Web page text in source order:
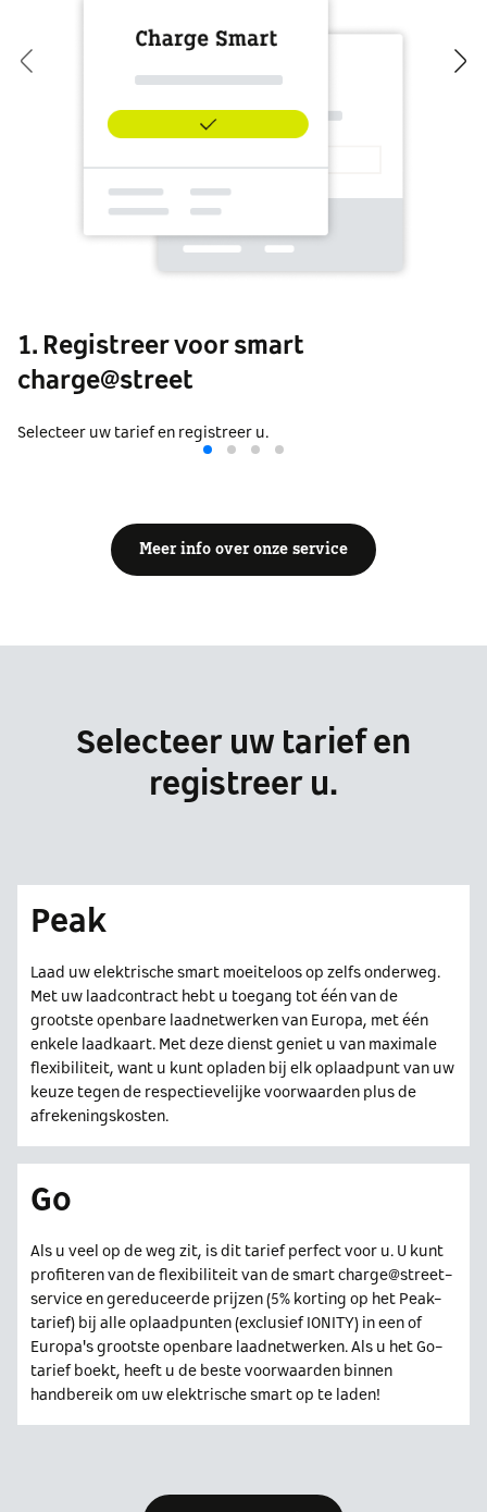
1. Registreer voor smart
charge@street
Selecteer uw tarief en registreer u.
Meer info over onze service
Selecteer uw tarief en
registreer u.
Peak
Laad uw elektrische smart moeiteloos op zelfs onderweg.
Met uw laadcontract hebt u toegang tot één van de
grootste openbare laadnetwerken van Europa, met één
enkele laadkaart. Met deze dienst geniet u van maximale
flexibiliteit, want u kunt opladen bij elk oplaadpunt van uw
keuze tegen de respectievelijke voorwaarden plus de
afrekeningskosten.
Go
Als u veel op de weg zit, is dit tarief perfect voor u. U kunt
profiteren van de flexibiliteit van de smart charge@street-
service en gereduceerde prijzen (5% korting op het Peak-
tarief) bij alle oplaadpunten (exclusief IONITY) in een of
Europa's grootste openbare laadnetwerken. Als u het Go-
tarief boekt, heeft u de beste voorwaarden binnen
handbereik om uw elektrische smart op te laden!